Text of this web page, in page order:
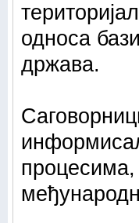
односа
држава.